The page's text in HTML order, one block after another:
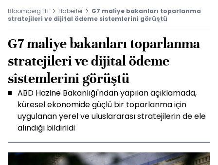
Bloomberg HT Haberler
G7 maliye bakanları toparlanma
stratejileri ve dijital ödeme sistemlerini görüştü
G7 maliye bakanları toparlanma
stratejileri ve dijital ödeme
sistemlerini görüştü
ABD Hazine Bakanlığı'ndan yapılan açıklamada,
küresel ekonomide güçlü bir toparlanma için
uygulanan yerel ve uluslararası stratejilerin de ele
alındığı bildirildi